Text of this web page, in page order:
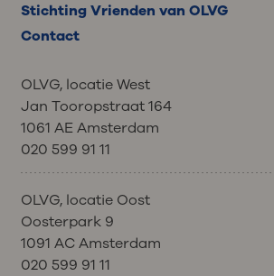
Stichting Vrienden van OLVG
Contact
OLVG, locatie West
Jan Tooropstraat 164
1061 AE Amsterdam
020 599 91 11
OLVG, locatie Oost
Oosterpark 9
1091 AC Amsterdam
020 599 91 11